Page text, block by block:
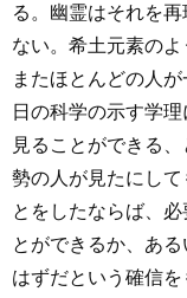
る。幽霊はそれを
ない。希土元素のよ
またほとんどの人
日の科学の示す学
見ることができる
勢の人が見たにし
とをしたならば、
とができるか、あ
はずだという確信